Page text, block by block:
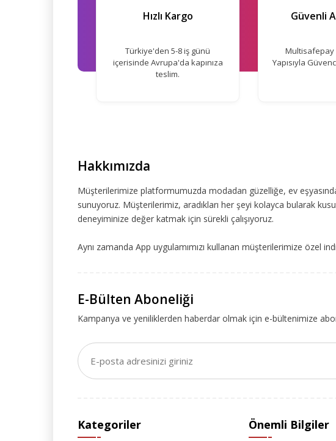
Hızlı Kargo
Türkiye'den 5-8 iş günü
içerisinde Avrupa'da kapınıza
teslim.
Güvenli
Multisafepay
Yapısıyla
Hakkımızda
Müşterilerimize platformumuzda modadan güzelliğe, ev
sunuyoruz. Müşterilerimiz, aradıkları her şeyi kolayca bularak
deneyiminize değer katmak için sürekli çalışıyoruz.
Aynı zamanda App uygulamımızı kullanan müşterilerimize özel
E-Bülten Aboneliği
Kampanya ve yeniliklerden haberdar olmak için e-bültenimize
Kategoriler Önemli Bilgiler